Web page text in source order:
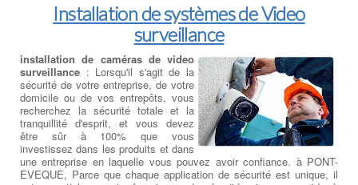
Installation de systèmes de Video
surveillance
installation de caméras de video
surveillance : Lorsqu'il s'agit de la
sécurité de votre entreprise, de votre
domicile ou de vos entrepôts, vous
recherchez la sécurité totale et la
tranquillité d'esprit, et vous devez
être sûr à 100% que vous
investissez dans les produits et dans
une entreprise en laquelle vous pouvez avoir confiance. à PONT-
EVEQUE, Parce que chaque application de sécurité est unique, il